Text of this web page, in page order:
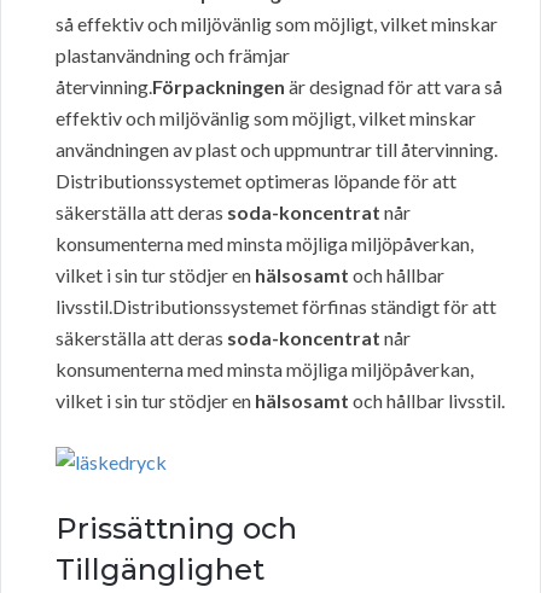
så effektiv och miljövänlig som möjligt, vilket minskar
plastanvändning och främjar
återvinning.Förpackningen är designad för att vara så
effektiv och miljövänlig som möjligt, vilket minskar
användningen av plast och uppmuntrar till återvinning.
Distributionssystemet optimeras löpande för att
säkerställa att deras soda-koncentrat når
konsumenterna med minsta möjliga miljöpåverkan,
vilket i sin tur stödjer en hälsosamt och hållbar
livsstil.Distributionssystemet förfinas ständigt för att
säkerställa att deras soda-koncentrat når
konsumenterna med minsta möjliga miljöpåverkan,
vilket i sin tur stödjer en hälsosamt och hållbar livsstil.
Prissättning och
Tillgänglighet